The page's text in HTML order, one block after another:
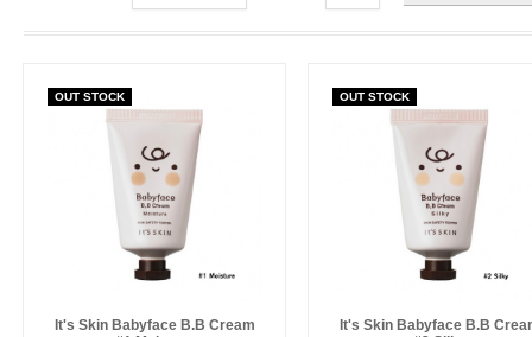
OUT STOCK
It's Skin Babyface B.B Cream
OUT STOCK
It's Skin Babyface B.B